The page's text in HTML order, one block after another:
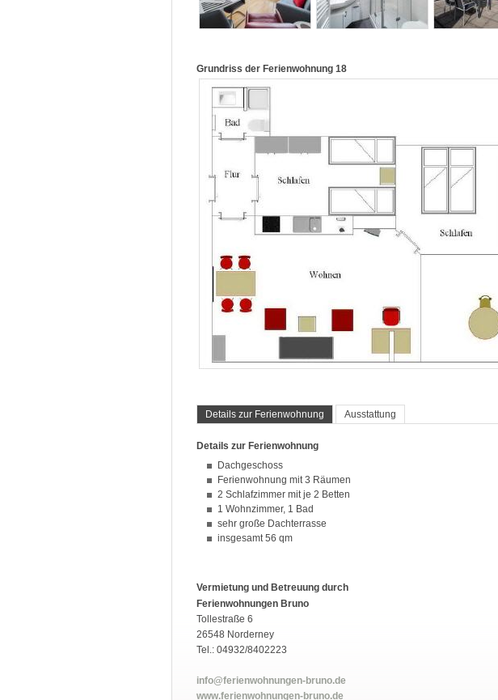
Grundriss der Ferienwohnung 18
Details zur Ferienwohnung Ausstattung
Details zur Ferienwohnung
Dachgeschoss
Ferienwohnung mit 3 Räumen
2 Schlafzimmer mit je 2 Betten
1 Wohnzimmer, 1 Bad
sehr große Dachterrasse
insgesamt 56 qm
Vermietung und Betreuung durch
Ferienwohnungen Bruno
Tollestraße 6
26548 Norderney
Tel.: 04932/8402223
info@ferienwohnungen-bruno.de
www.ferienwohnungen-bruno.de